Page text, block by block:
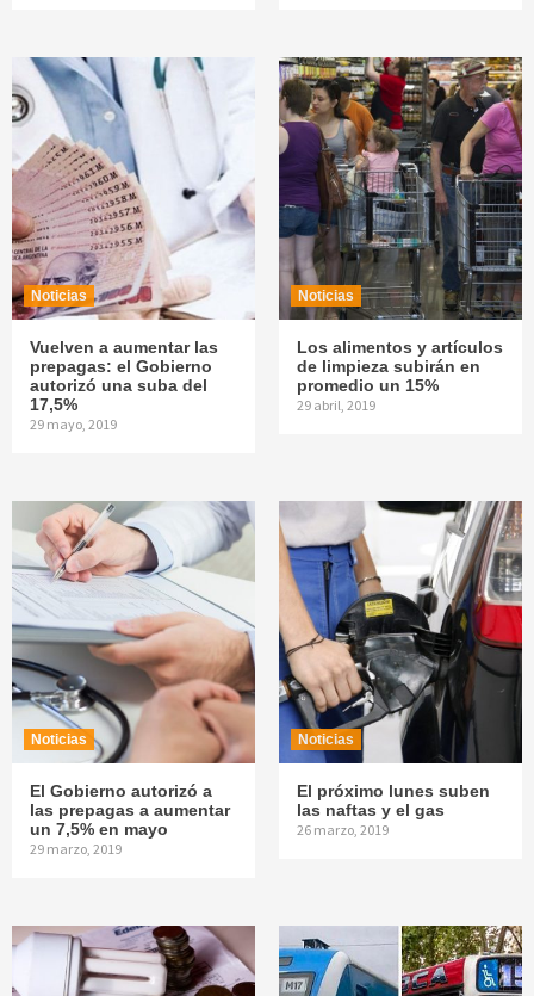
Noticias
Vuelven a aumentar las
prepagas: el Gobierno
autorizó una suba del
17,5%
29 mayo, 2019
Noticias
Los alimentos y artículos
de limpieza subirán en
promedio un 15%
29 abril, 2019
Noticias
El Gobierno autorizó a
las prepagas a aumentar
un 7,5% en mayo
29 marzo, 2019
Noticias
El próximo lunes suben
las naftas y el gas
26 marzo, 2019